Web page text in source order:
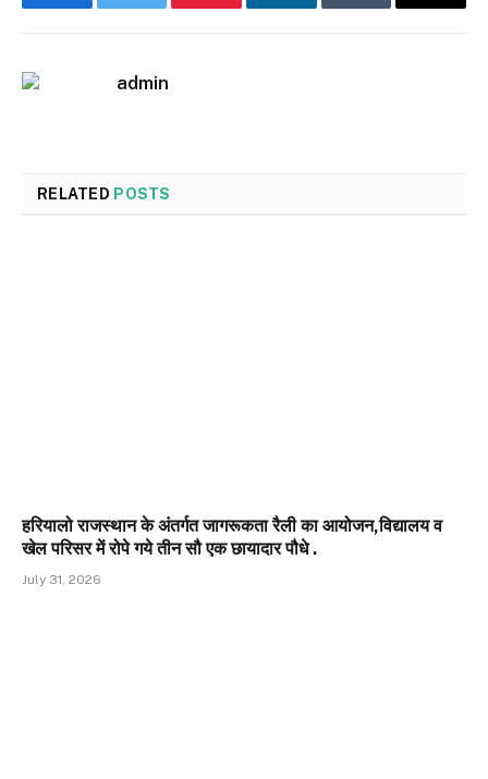
FacebookTwitter Pinterest LinkedInTumblr Email
admin
RELATED POSTS
हरियालो राजस्थान के अंतर्गत जागरूकता रैली का आयोजन,विद्यालय व
खेल परिसर में रोपे गये तीन सौ एक छायादार पौधे .
July 31, 2026